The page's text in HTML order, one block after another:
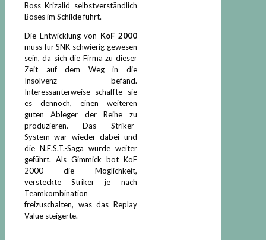
Boss Krizalid selbstverständlich
Böses im Schilde führt.
Die Entwicklung von KoF 2000
muss für SNK schwierig gewesen
sein, da sich die Firma zu dieser
Zeit auf dem Weg in die
Insolvenz befand.
Interessanterweise schaffte sie
es dennoch, einen weiteren
guten Ableger der Reihe zu
produzieren. Das Striker-
System war wieder dabei und
die N.E.S.T.-Saga wurde weiter
geführt. Als Gimmick bot KoF
2000 die Möglichkeit,
versteckte Striker je nach
Teamkombination
freizuschalten, was das Replay
Value steigerte.